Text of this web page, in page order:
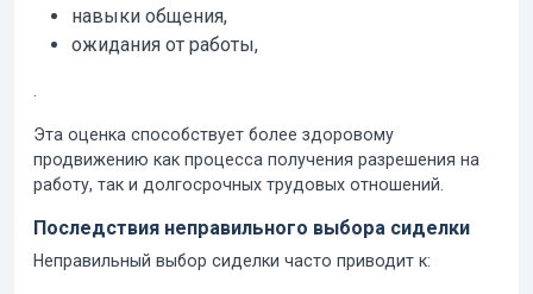
навыки общения,
ожидания от работы,
Эта оценка способствует более здоровому
продвижению как процесса получения разрешения на
работу, так и долгосрочных трудовых отношений.
Последствия неправильного выбора сиделки
Неправильный выбор сиделки часто приводит к: